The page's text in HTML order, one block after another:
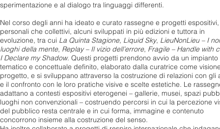
sperimentazione e al dialogo tra linguaggi differenti.
Nel corso degli anni ha ideato e curato rassegne e progetti
personali che collettivi, alcuni sviluppati in più edizioni e tuttora in
evoluzione, tra cui La Quinta Stagione, Liquid Sky, LieuNonLieu – I
luoghi della mente, Replay – Il vizio dell’errore, Fragile – Handle with
I Declare my Shadow. Questi progetti prendono avvio da un impianto
tematico e concettuale definito, elaborato dalla curatrice come
progetto, e si sviluppano attraverso la costruzione di relazioni con gli
e il confronto con le loro pratiche visive e scelte estetiche. Le
adattano a contesti espositivi eterogenei – gallerie, musei, spazi
luoghi non convenzionali – costruendo percorsi in cui la percezione
del pubblico resta centrale e in cui forma, immagine e contenuto
concorrono insieme alla costruzione del senso.